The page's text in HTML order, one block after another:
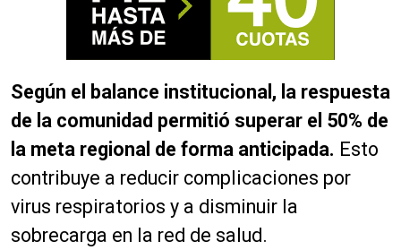
Según el balance institucional, la respuesta
de la comunidad permitió superar el 50% de
la meta regional de forma anticipada. Esto
contribuye a reducir complicaciones por
virus respiratorios y a disminuir la
sobrecarga en la red de salud.